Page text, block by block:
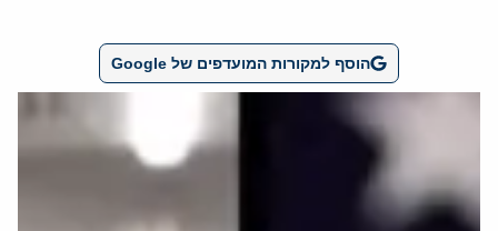
הוסף למקורות המועדפים של Google